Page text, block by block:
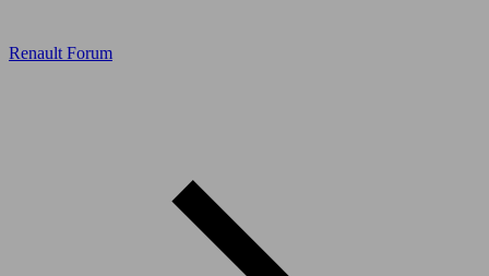
Renault Forum